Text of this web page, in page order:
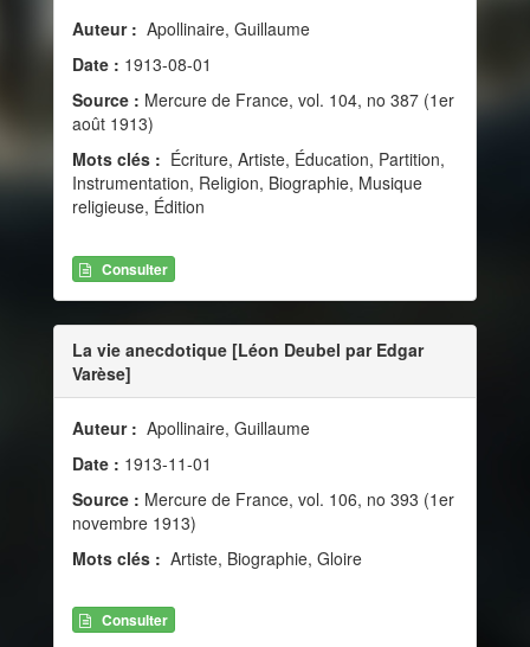
Auteur : Apollinaire, Guillaume
Date : 1913-08-01
Source : Mercure de France, vol. 104, no 387 (1er
août 1913)
Mots clés : Écriture, Artiste, Éducation, Partition,
Instrumentation, Religion, Biographie, Musique
religieuse, Édition
Consulter
La vie anecdotique [Léon Deubel par Edgar
Varèse]
Auteur : Apollinaire, Guillaume
Date : 1913-11-01
Source : Mercure de France, vol. 106, no 393 (1er
novembre 1913)
Mots clés : Artiste, Biographie, Gloire
Consulter